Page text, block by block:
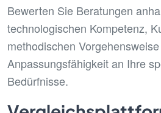
Bewerten Sie Beratungen
technologischen Kompetenz,
methodischen
Anpassungsfähigkeit an Ihre
Bedürfnisse.